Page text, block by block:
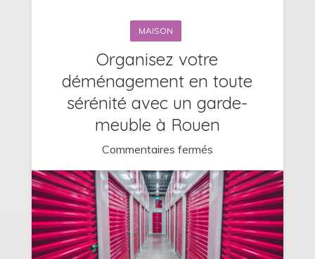
MAISON
Organisez votre
déménagement en toute
sérénité avec un garde-
meuble à Rouen
Commentaires ferméssur
Organisez
votre
déménagement
en
toute